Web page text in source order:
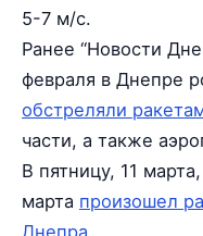
5-7 м/с.
Ранее “Новости
февраля в Днепре
обстреляли
части, а также
В пятницу, 11 марта,
марта произошел
Днепра.